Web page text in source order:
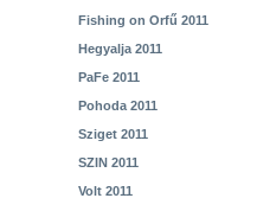
Fishing on Orfű 2011
Hegyalja 2011
PaFe 2011
Pohoda 2011
Sziget 2011
SZIN 2011
Volt 2011